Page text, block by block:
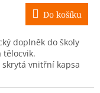
Do košíku
doplněk do školy
tělocvik.
vnitřní kapsa